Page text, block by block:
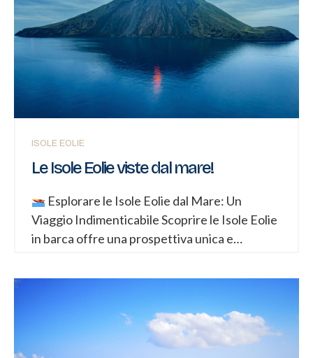
celebre non solo per la vita mondana ma per il
suo straordinario arcipelago di scogli e isolotti
che la circondano.
I principali Scogli e
Formazioni Rocciose Scoglio di Basiluzzo
Descrizione: Situato a nord-est, è uno dei
simboli più fotografati. Si presenta come
un’imponente colonna...
ISOLE EOLIE
Le Isole Eolie viste dal mare!
Esplorare le Isole Eolie dal Mare: Un
Viaggio Indimenticabile Scoprire le Isole Eolie
in barca offre una prospettiva unica e
onde, si possono raggiungere angoli nascosti e
dell’arcipelago siciliano in tutto il suo
splendore. Ecco perché visitare Salina,
Panarea, Stromboli, Vulcano e Lipari dal mare è